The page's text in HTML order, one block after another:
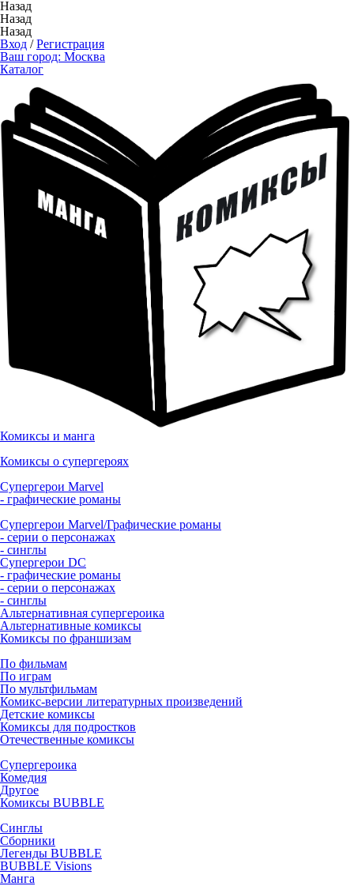
Назад
Назад
Назад
Вход /Регистрация
Ваш город: Москва
Каталог
Комиксы и манга
Комиксы о супергероях
Супергерои Marvel
- графические романы
Супергерои Marvel/Графические романы
- серии о персонажах
- синглы
Супергерои DC
- графические романы
- серии о персонажах
- синглы
Альтернативная супергероика
Альтернативные комиксы
Комиксы по франшизам
По фильмам
По играм
По мультфильмам
Комикс-версии литературных произведений
Детские комиксы
Комиксы для подростков
Отечественные комиксы
Супергероика
Комедия
Другое
Комиксы BUBBLE
Синглы
Сборники
Легенды BUBBLE
BUBBLE Visions
Манга